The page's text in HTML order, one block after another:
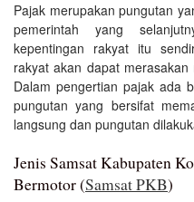
Pajak merupakan pungutan
pemerintah yang
kepentingan rakyat itu
rakyat akan dapat
Dalam pengertian pajak ada
pungutan yang bersifat
langsung dan pungutan
Jenis Samsat Kabupaten
Bermotor (Samsat PKB)